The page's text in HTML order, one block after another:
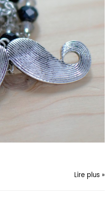
Lire plus »